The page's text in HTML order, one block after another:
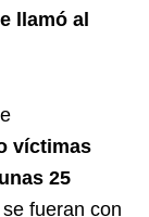
llamó al
víctimas
25
fueran con